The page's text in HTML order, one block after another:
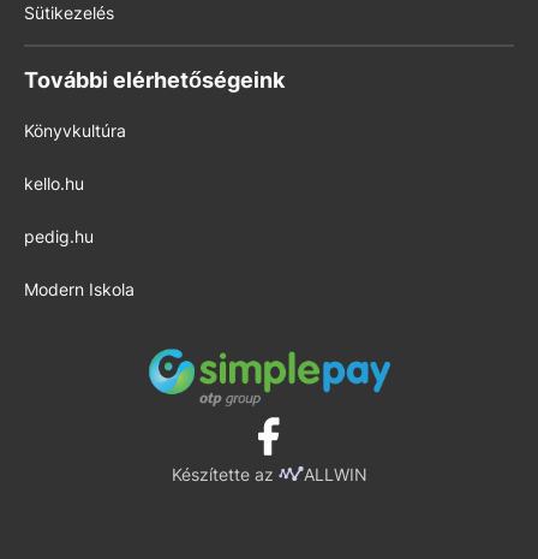
Sütikezelés
További elérhetőségeink
Könyvkultúra
kello.hu
pedig.hu
Modern Iskola
Készítette az ALLWIN